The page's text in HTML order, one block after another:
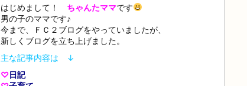
はじめまして！ ちゃんたママです
男の子のママです♪
今まで、ＦＣ２ブログをやっていましたが、
新しくブログを立ち上げました。
主な記事内容は ↓
♡日記